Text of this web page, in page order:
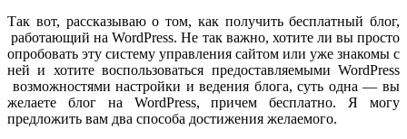
Так вот, рассказываю о том, как получить бесплатный блог,
работающий на WordPress. Не так важно, хотите ли вы просто
опробовать эту систему управления сайтом или уже знакомы с
ней и хотите воспользоваться предоставляемыми WordPress
возможностями настройки и ведения блога, суть одна — вы
желаете блог на WordPress, причем бесплатно. Я могу
предложить вам два способа достижения желаемого.